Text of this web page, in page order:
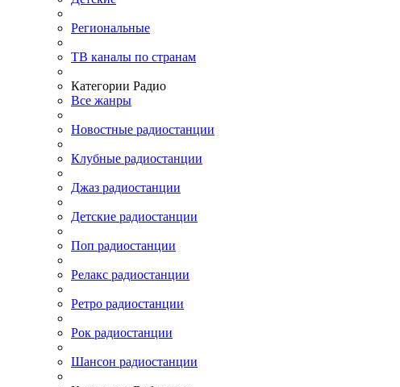
Региональные
ТВ каналы по странам
Категории Радио
Все жанры
Новостные радиостанции
Клубные радиостанции
Джаз радиостанции
Детские радиостанции
Поп радиостанции
Релакс радиостанции
Ретро радиостанции
Рок радиостанции
Шансон радиостанции